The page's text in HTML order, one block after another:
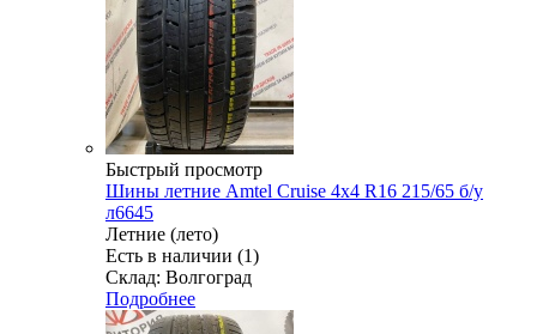
Быстрый просмотр
Шины летние Amtel Cruise 4x4 R16 215/65 б/у
л6645
Летние (лето)
Есть в наличии (1)
Склад: Волгоград
Подробнее